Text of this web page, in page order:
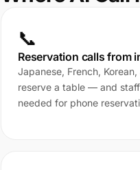
📞
Reservation calls from
Japanese, French,
reserve a table — and
needed for phone